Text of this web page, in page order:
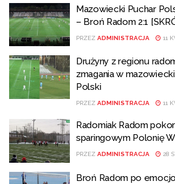
Mazowiecki Puchar
– Broń Radom 2:1
PRZEZ ADMINISTRACJA 11
Drużyny z regionu
zmagania w
Polski
PRZEZ ADMINISTRACJA 11
Radomiak Radom
sparingowym Polonię
PRZEZ ADMINISTRACJA 28
Broń Radom po